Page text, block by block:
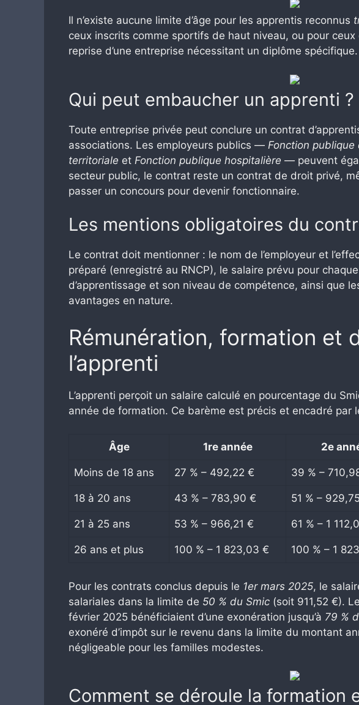
Il n’existe aucune limite d’âge pour les apprentis reconnus
ceux inscrits comme sportifs de haut niveau, ou pour
reprise d’une entreprise nécessitant un diplôme spécifique.
Qui peut embaucher un apprenti ?
Toute entreprise privée peut conclure un contrat
associations. Les employeurs publics — Fonction publique
territoriale et Fonction publique hospitalière — peuvent
secteur public, le contrat reste un contrat de droit privé,
passer un concours pour devenir fonctionnaire.
Les mentions obligatoires du
Le contrat doit mentionner : le nom de l’employeur et
préparé (enregistré au RNCP), le salaire prévu pour
d’apprentissage et son niveau de compétence, ainsi que
avantages en nature.
Rémunération, formation et
l’apprenti
L’apprenti perçoit un salaire calculé en pourcentage du
année de formation. Ce barème est précis et encadré par
Âge 1re année 2e
Moins de 18 ans 27 % – 492,22 € 39 % –
18 à 20 ans 43 % – 783,90 € 51 % –
21 à 25 ans 53 % – 966,21 € 61 % – 1
26 ans et plus 100 % – 1 823,03 € 100 % – 1
Pour les contrats conclus depuis le 1er mars 2025, le
salariales dans la limite de 50 % du Smic (soit 911,52 €).
février 2025 bénéficiaient d’une exonération jusqu’à 79 %
exonéré d’impôt sur le revenu dans la limite du montant
négligeable pour les familles modestes.
Comment se déroule la formation